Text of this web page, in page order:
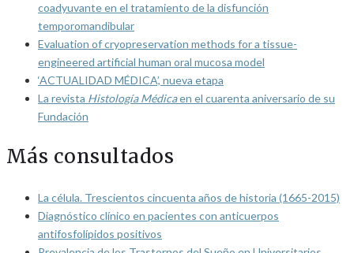
coadyuvante en el tratamiento de la disfunción
temporomandibular
Evaluation of cryopreservation methods for a tissue-
engineered artificial human oral mucosa model
‘ACTUALIDAD MÉDICA’, nueva etapa
La revista Histología Médicaen el cuarenta aniversario de su
Fundación
Más consultados
La célula. Trescientos cincuenta años de historia (1665-2015)
Diagnóstico clínico en pacientes con anticuerpos
antifosfolípidos positivos